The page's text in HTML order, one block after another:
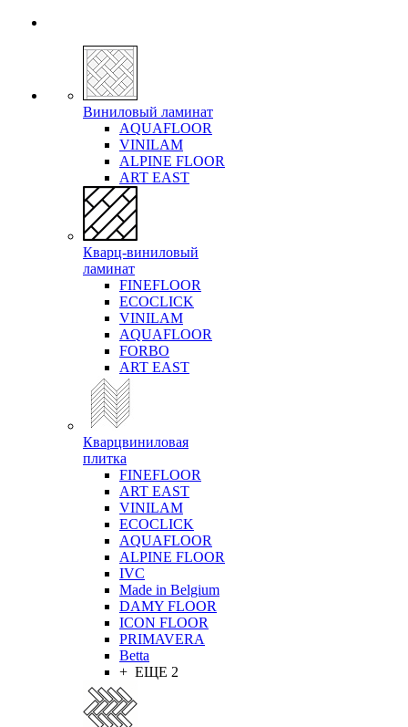
Виниловый ламинат
AQUAFLOOR
VINILAM
ALPINE FLOOR
ART EAST
Кварц-виниловый
ламинат
FINEFLOOR
ECOCLICK
VINILAM
AQUAFLOOR
FORBO
ART EAST
Кварцвиниловая
плитка
FINEFLOOR
ART EAST
VINILAM
ECOCLICK
AQUAFLOOR
ALPINE FLOOR
IVC
Made in Belgium
DAMY FLOOR
ICON FLOOR
PRIMAVERA
Betta
+ ЕЩЕ 2